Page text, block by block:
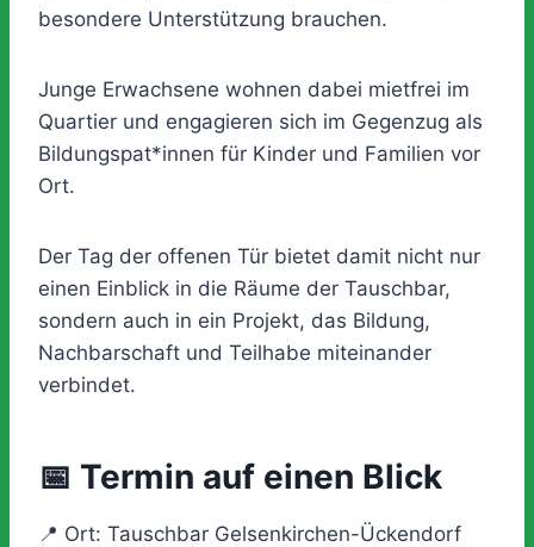
besondere Unterstützung brauchen.
Junge Erwachsene wohnen dabei mietfrei im
Quartier und engagieren sich im Gegenzug als
Bildungspat*innen für Kinder und Familien vor
Ort.
Der Tag der offenen Tür bietet damit nicht nur
einen Einblick in die Räume der Tauschbar,
sondern auch in ein Projekt, das Bildung,
Nachbarschaft und Teilhabe miteinander
verbindet.
📅 Termin auf einen Blick
📍 Ort: Tauschbar Gelsenkirchen-Ückendorf